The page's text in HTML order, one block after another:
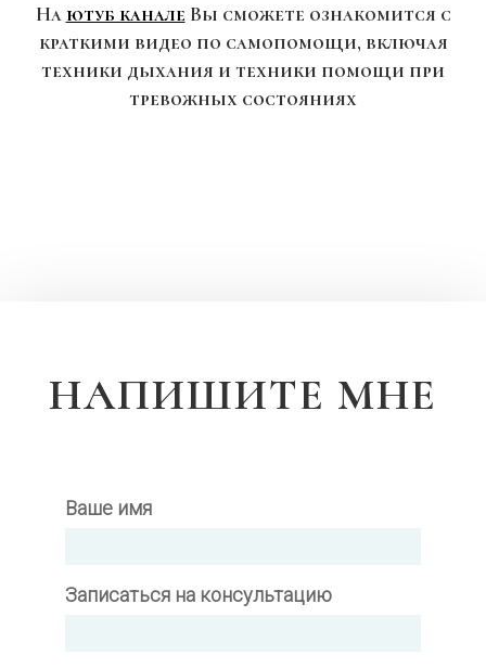
На ютуб канале Вы сможете ознакомится с
краткими видео по самопомощи, включая
техники дыхания и техники помощи при
тревожных состояниях
НАПИШИТЕ МНЕ
Ваше имя
Записаться на консультацию